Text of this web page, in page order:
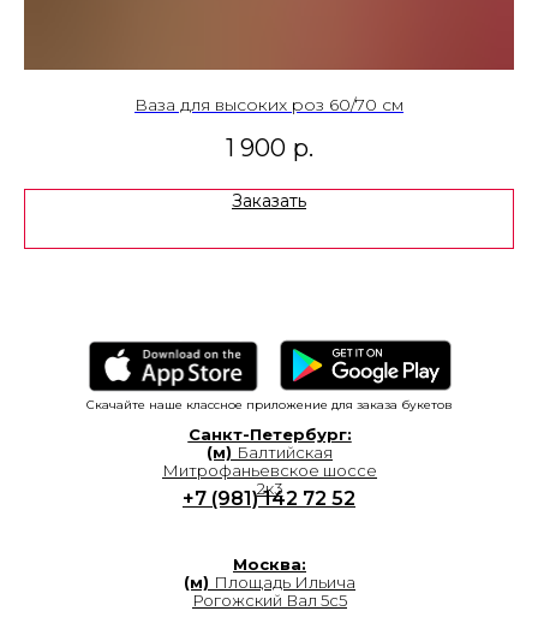
Ваза для высоких роз 60/70 см
1 900 р.
Заказать
Санкт-Петербург:
(м) Балтийская
Митрофаньевское шоссе
2к3
+7 (981) 142 72 52
Москва:
(м) Площадь Ильича
Рогожский Вал 5с5
Скачайте наше классное приложение для заказа букетов